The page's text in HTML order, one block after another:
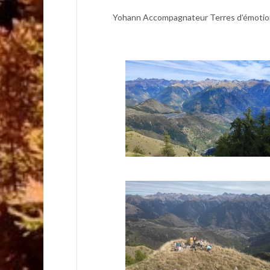
Yohann Accompagnateur Terres